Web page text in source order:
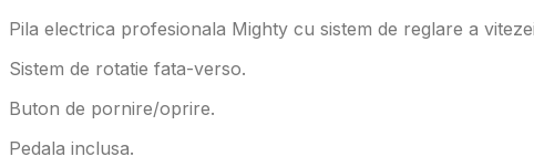
Pila electrica profesionala Mighty cu sistem de reglare a
Sistem de rotatie fata-verso.
Buton de pornire/oprire.
Pedala inclusa.